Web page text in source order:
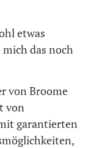
etwas
mich das noch
von Broome
von
garantierten